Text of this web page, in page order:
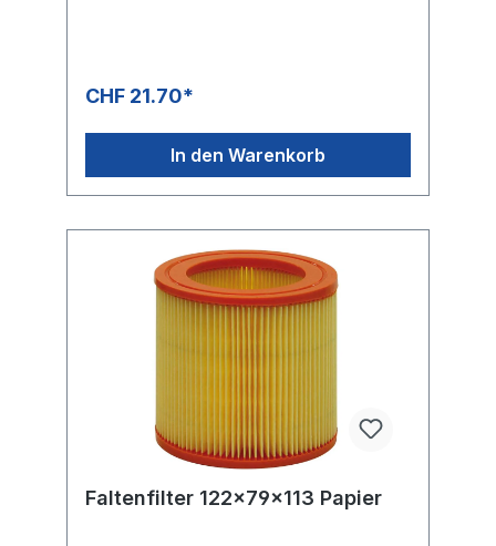
CHF 21.70*
In den Warenkorb
Faltenfilter 122x79x113 Papier